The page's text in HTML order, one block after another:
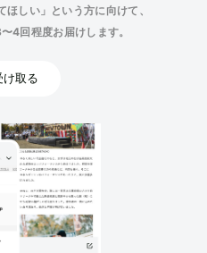
ほしい」という方に向けて、
4回程度お届けします。
け取る